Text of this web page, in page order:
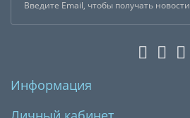
Информация